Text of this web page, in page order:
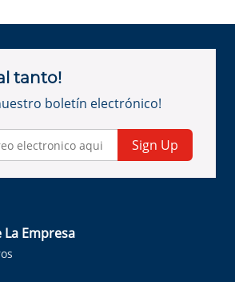
tanto!
boletín electrónico!
Sign Up
Empresa